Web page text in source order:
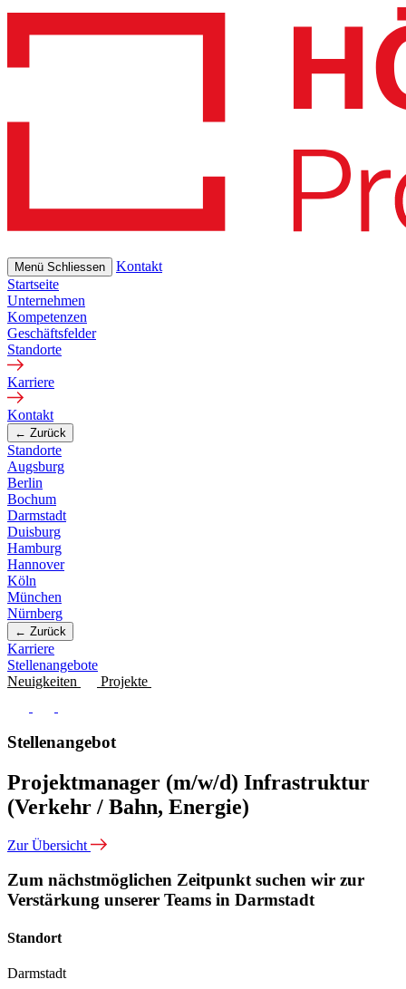
Skip
content
Menü Schliessen
Kontakt
Startseite
Unternehmen
Kompetenzen
Geschäftsfelder
Standorte
Karriere
Kontakt
← Zurück
Standorte
Augsburg
Berlin
Bochum
Darmstadt
Duisburg
Hamburg
Hannover
Köln
München
Nürnberg
← Zurück
Karriere
Stellenangebote
Neuigkeiten
Projekte
Stellenangebot
Projektmanager (m/w/d) Infrastruktur
(Verkehr / Bahn, Energie)
Zur Übersicht
Zum nächstmöglichen Zeitpunkt suchen wir zur
Verstärkung unserer Teams in Darmstadt
Standort
Darmstadt